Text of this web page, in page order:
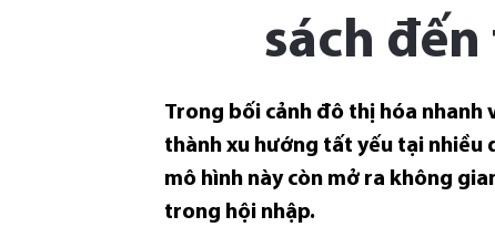
sách
Trong bối cảnh đô thị hóa nhanh
thành xu hướng tất yếu tại nhiều
mô hình này còn mở ra không
trong hội nhập.